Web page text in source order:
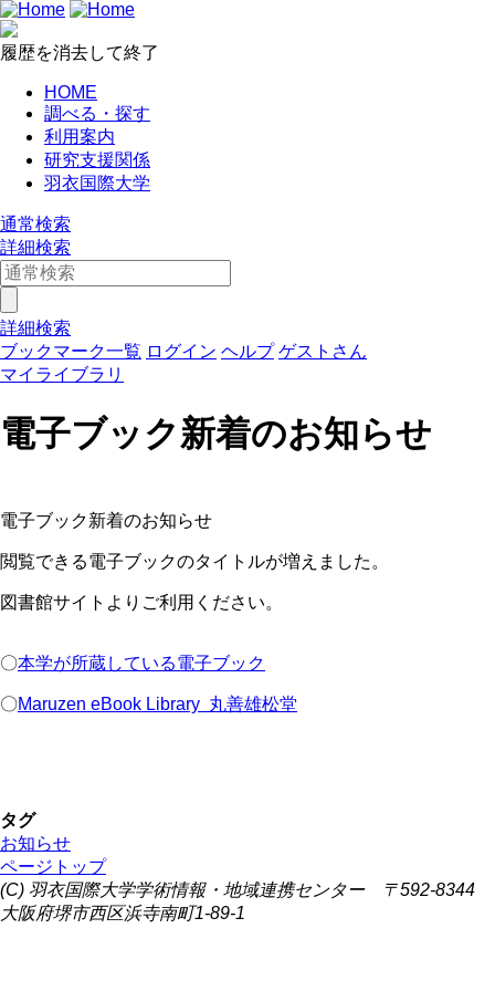
履歴を消去して終了
HOME
調べる・探す
利用案内
研究支援関係
羽衣国際大学
通常検索
詳細検索
詳細検索
ブックマーク一覧 ログイン ヘルプ ゲストさん
マイライブラリ
電子ブック新着のお知らせ
電子ブック新着のお知らせ
閲覧できる電子ブックのタイトルが増えました。
図書館サイトよりご利用ください。
〇本学が所蔵している電子ブック
〇Maruzen eBook Library 丸善雄松堂
タグ
お知らせ
ページトップ
(C) 羽衣国際大学学術情報・地域連携センター 〒592-8344
大阪府堺市西区浜寺南町1-89-1